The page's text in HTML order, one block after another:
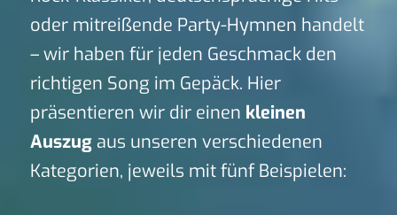
oder mitreißende Party-Hymnen handelt
– wir haben für jeden Geschmack den
richtigen Song im Gepäck. Hier
präsentieren wir dir einen kleinen
Auszugaus unseren verschiedenen
Kategorien, jeweils mit fünf Beispielen: